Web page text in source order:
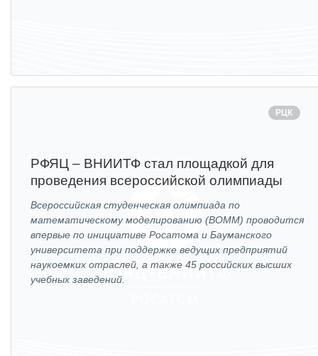
Новости
Контроль и арбитраж
Обучение
Контакты
ПОСЕЩЕНИЕ ЗАТО
РЦК
РФЯЦ – ВНИИТФ стал площадкой для
проведения всероссийской олимпиады
Всероссийская студенческая олимпиада по
математическому моделированию (ВОММ) проводится
впервые по инициативе Росатома и Бауманского
университета при поддержке ведущих предприятий
наукоемких отраслей, а также 45 российских высших
учебных заведений.